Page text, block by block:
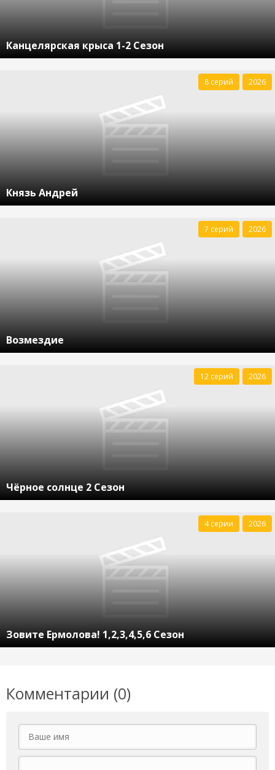
Канцелярская крыса 1-2 Сезон
Князь Андрей
8 серий 2026
Возмездие
7 серий 2026
Чёрное солнце 2 Сезон
12 серий 2026
Зовите Ермолова! 1,2,3,4,5,6 Сезон
4 серии 2026
Комментарии (0)